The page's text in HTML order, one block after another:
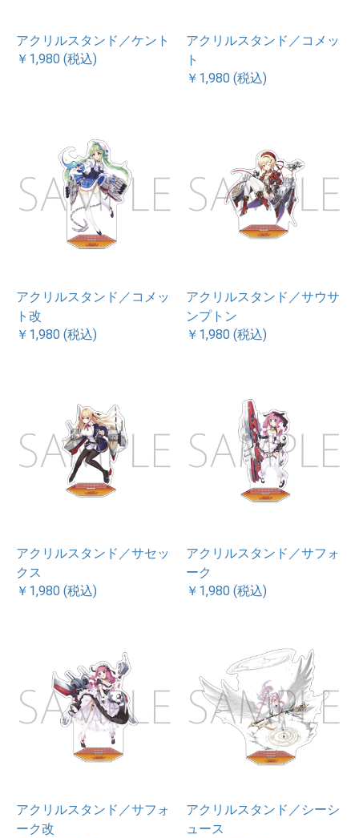
アクリルスタンド／ケント
￥1,980 (税込)
アクリルスタンド／コメッ
ト
￥1,980 (税込)
アクリルスタンド／コメッ
ト改
￥1,980 (税込)
アクリルスタンド／サウサ
ンプトン
￥1,980 (税込)
アクリルスタンド／サセッ
クス
￥1,980 (税込)
アクリルスタンド／サフォ
ーク
￥1,980 (税込)
アクリルスタンド／サフォ
ーク改
アクリルスタンド／シーシ
ュース